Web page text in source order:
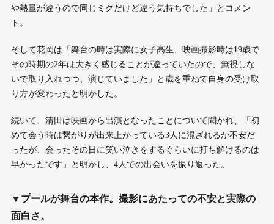
や熱量が違うので同じミクだけど違う気持ちでした」とコメン
ト。
そして花岡は「舞台の時は実際に女子高生、映画撮影時は19歳で
その時期の2年は大きく感じることが違っていたので、無視しな
いで取り入れつつ、演じていました」と歳を重ねて自身の受け取
り方が変わったと明かした。
続いて、清田は映画から出演となったことについて聞かれ、「初
めて会う時は繋がりが出来上がっている3人に混ざれるか不安だ
ったが、会ったその日に笑い泣きをするぐらいに打ち解けるのは
早かったです」と明かし、4人での出会いを振り返った。
▼プールが舞台の本作。撮影にあたっての不安と実際の
面白さ。